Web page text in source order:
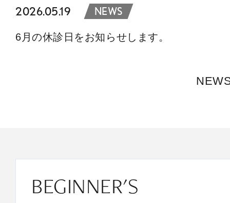
2026.05.19 NEWS
6月の休診日をお知らせします。
BEGINNER'S